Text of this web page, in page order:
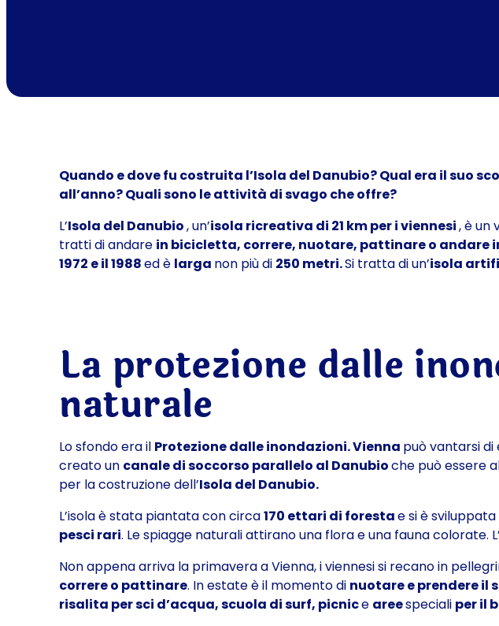
Quando e dove fu costruita l’Isola del Danubio? Qual era il suo
all’anno? Quali sono le attività di svago che offre?
L’Isola del Danubio, un’isola ricreativa di 21 km per i viennesi, è un
tratti di andare in bicicletta, correre, nuotare, pattinare o andare
1972 e il 1988ed è larga non più di 250 metri.Si tratta di un’isola
La protezione dalle
naturale
Lo sfondo era il Protezione dalle inondazioni. Vienna può vantarsi
creato un canale di soccorso parallelo al Danubioche può essere
per la costruzione dell’Isola del Danubio.
L’isola è stata piantata con circa170 ettari di forestae si è sviluppata
pesci rari. Le spiagge naturali attirano una flora e una fauna colorate.
Non appena arriva la primavera a Vienna, i viennesi si recano in
correre o pattinare. In estate è il momento di nuotare e prendere il
risalita per sci d’acqua, scuola di surf, picnice areespeciali per il